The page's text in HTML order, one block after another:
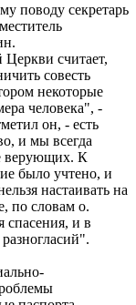
поводу секретарь
считает,
совесть
некоторые
человека", -
он, - есть
и мы всегда
верующих. К
было учтено, и
настаивать на
по словам о.
спасения, и в